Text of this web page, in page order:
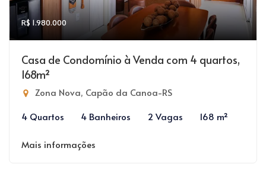
R$ 1.980.000
Casa de Condomínio à Venda com 4 quartos,
168m²
Zona Nova, Capão da Canoa-RS
4 Quartos
4 Banheiros 2 Vagas 168 m²
Mais informações